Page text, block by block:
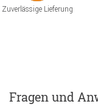
Zuverlässige Lieferung
Fragen und